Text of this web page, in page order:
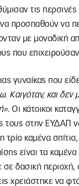
τις περσινές
προσπαθούν να
με μοναδική
που
γυναίκας που
Καιγόταν, και
. Οι κάτοικοι
τους στην ΕΥΔΑΠ
καμένα
είναι τα
σε δασική
χρειάστηκε να